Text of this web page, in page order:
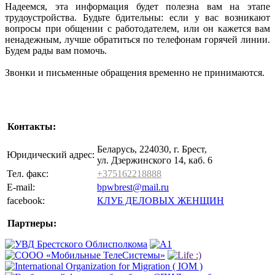
Надеемся, эта информация будет полезна вам на этапе
трудоустройства. Будьте бдительны: если у вас возникают
вопросы при общении с работодателем, или он кажется вам
ненадежным, лучше обратиться по телефонам горячей линии.
Будем рады вам помочь.
Звонки и письменные обращения временно не принимаются.
Контакты:
Юридический адрес:
Беларусь, 224030, г. Брест,
ул. Дзержинского 14, каб. 6
Тел. факс:
+375162218888
E-mail:
bpwbrest@mail.ru
facebook:
КЛУБ ДЕЛОВЫХ ЖЕНЩИН
Партнеры: